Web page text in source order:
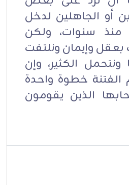
أو الجاهلين لدخل
منذ سنوات، ولكن
بعقل وإيمان ونلتفت
الكثير، وإن
الفتنة خطوة واحدة
الذين يقومون